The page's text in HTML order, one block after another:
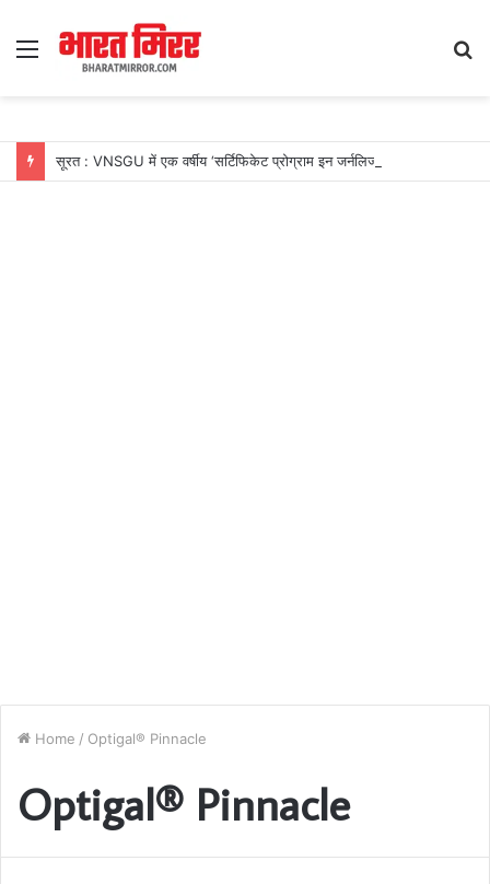
Menu
Home / Optigal® Pinnacle
Optigal® Pinnacle